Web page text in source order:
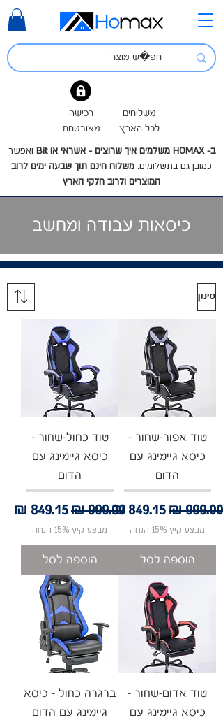
רכישה
מאובטחת
משלוחים
לכל הארץ
ב- HOMAX משלמים איך שרוצים - אשראי או Bit
ואפשר
כמובן גם בתשלומים. משלוח חינם תוך שבעה ימים לרוב
המוצרים ולרוב חלקי הארץ
כיסאות עבודה ומחשב
סינון
טוד אפור-שחור -
כיסא גיימינג עם
הדום
מחיר רגילמחיר מבצע
מבצע קיץ 15% הנחה
הוספה לסל
טוד כחול-שחור -
כיסא גיימינג עם
הדום
מחיר רגילמחיר
מבצע קיץ 15% הנחה
הוספה לסל
טוד אדום-שחור -
כיסא גיימינג עם
ברגרה כחול - כיסא
גיימינג עם הדום